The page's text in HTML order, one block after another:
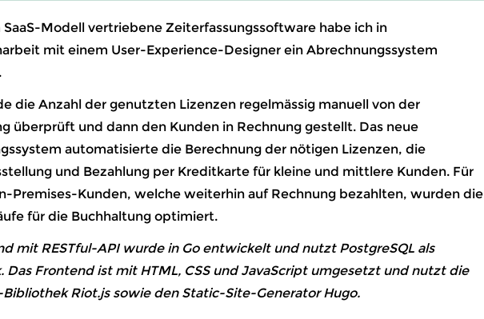
SaaS-Modell vertriebene Zeiterfassungssoftware habe ich in
mit einem User-Experience-Designer ein Abrechnungssystem
die Anzahl der genutzten Lizenzen regelmässig manuell von der
überprüft und dann den Kunden in Rechnung gestellt. Das neue
automatisierte die Berechnung der nötigen Lizenzen, die
und Bezahlung per Kreditkarte für kleine und mittlere Kunden. Für
Premises-Kunden, welche weiterhin auf Rechnung bezahlten, wurden die
für die Buchhaltung optimiert.
mit RESTful-API wurde in Go entwickelt und nutzt PostgreSQL als
Das Frontend ist mit HTML, CSS und JavaScript umgesetzt und nutzt die
Riot.js sowie den Static-Site-Generator Hugo.